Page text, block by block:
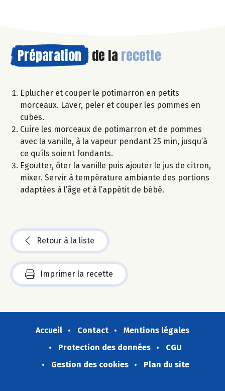
Préparation de la recette
Eplucher et couper le potimarron en petits
morceaux. Laver, peler et couper les pommes en
cubes.
Cuire les morceaux de potimarron et de pommes
avec la vanille, à la vapeur pendant 25 min, jusqu’à
ce qu’ils soient fondants.
Egoutter, ôter la vanille puis ajouter le jus de citron,
mixer. Servir à température ambiante des portions
adaptées à l’âge et à l’appétit de bébé.
Retour à la liste
Imprimer la recette
Accueil Contact
Mentions légales
Protection des données
CGU
Gestion des cookies
Plan du site